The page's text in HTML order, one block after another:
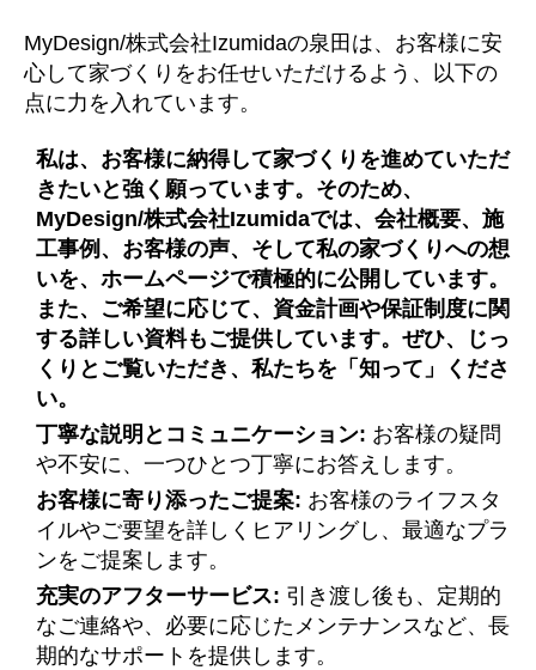
MyDesign/株式会社Izumidaの泉田は、お客様に安
心して家づくりをお任せいただけるよう、以下の
点に力を入れています。
私は、お客様に納得して家づくりを進めていただ
きたいと強く願っています。そのため、
MyDesign/株式会社Izumidaでは、会社概要、施
工事例、お客様の声、そして私の家づくりへの想
いを、ホームページで積極的に公開しています。
また、ご希望に応じて、資金計画や保証制度に関
する詳しい資料もご提供しています。ぜひ、じっ
くりとご覧いただき、私たちを「知って」くださ
い。
丁寧な説明とコミュニケーション: お客様の疑問
や不安に、一つひとつ丁寧にお答えします。
お客様に寄り添ったご提案: お客様のライフスタ
イルやご要望を詳しくヒアリングし、最適なプラ
ンをご提案します。
充実のアフターサービス: 引き渡し後も、定期的
なご連絡や、必要に応じたメンテナンスなど、長
期的なサポートを提供します。